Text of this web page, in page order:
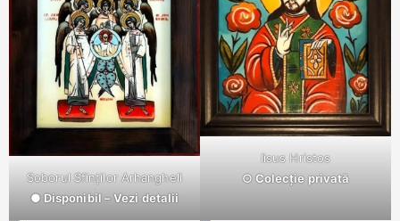
Soborul Sfinților Arhangheli
● Disponibil – Vezi detalii
Iisus Hristos
○ Colecție privată